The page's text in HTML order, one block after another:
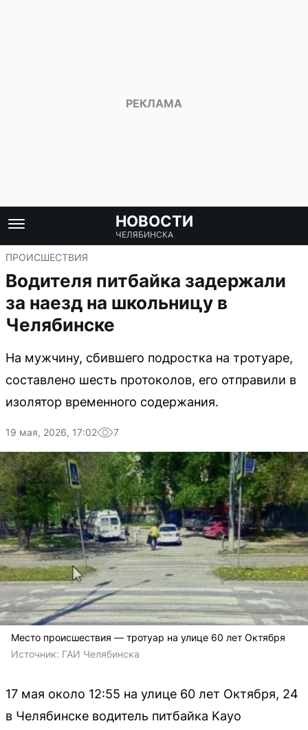
НОВОСТИ
ЧЕЛЯБИНСКА
ПРОИСШЕСТВИЯ
Водителя питбайка задержали
за наезд на школьницу в
Челябинске
На мужчину, сбившего подростка на тротуаре,
составлено шесть протоколов, его отправили в
изолятор временного содержания.
19 мая, 2026, 17:02 7
Место происшествия — тротуар на улице 60 лет Октября
Источник: ГАИ Челябинска
17 мая около 12:55 на улице 60 лет Октября, 24
в Челябинске водитель питбайка Kayo